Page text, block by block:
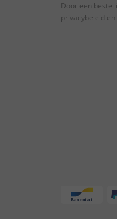
Door een
privacybeleid